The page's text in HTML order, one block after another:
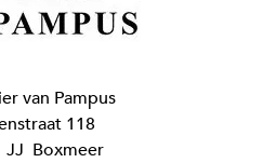
van Pampus
118
JJ Boxmeer